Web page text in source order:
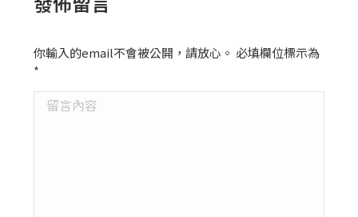
你輸入的email不會被公開，請放心。 必填欄位標示為
*
留言內容